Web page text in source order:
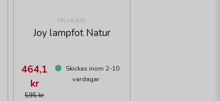
PR HOME
Joy lampfot Natur
595 kr
464,1
kr
Skickas inom 2-10
vardagar